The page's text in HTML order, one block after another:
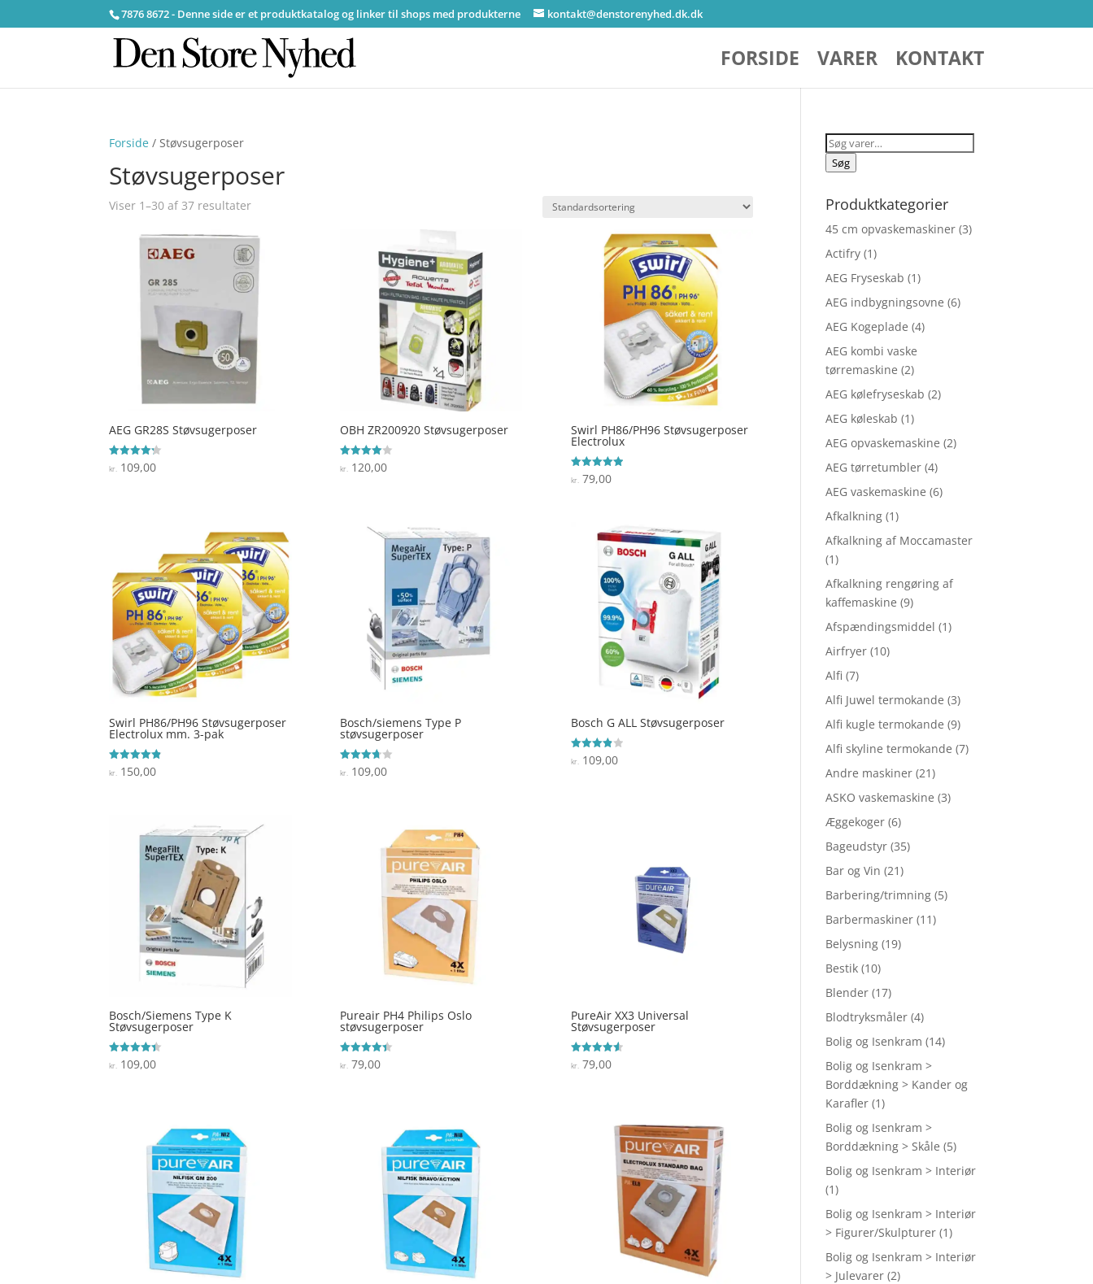
7876 8672 - Denne side er et produktkatalog og linker til shops med produkterne kontakt@denstorenyhed.dk.dk
FORSIDE VARER KONTAKT
Forside / Støvsugerposer
Støvsugerposer
Viser 1–30 af 37 resultater
AEG GR28S Støvsugerposer
Vurderet
4.2
kr. 109,00
OBH ZR200920 Støvsugerposer
Vurderet
4
kr.120,00
Swirl PH86/PH96 Støvsugerposer
Electrolux
Vurderet
5
kr.79,00
Swirl PH86/PH96 Støvsugerposer
Electrolux mm. 3-pak
Vurderet
4.8
kr. 150,00
Bosch/siemens Type P
støvsugerposer
Vurderet
3.7
kr.109,00
Bosch G ALL Støvsugerposer
Vurderet
3.9
kr.109,00
Bosch/Siemens Type K
Støvsugerposer
Vurderet
4.4
kr. 109,00
Pureair PH4 Philips Oslo
støvsugerposer
Vurderet
4.4
kr. 79,00
PureAir XX3 Universal
Støvsugerposer
Vurderet
4.6
kr. 79,00
Søg
efter:
Søg
Produktkategorier
45 cm opvaskemaskiner (3)
Actifry (1)
AEG Fryseskab (1)
AEG indbygningsovne (6)
AEG Kogeplade (4)
AEG kombi vaske
tørremaskine (2)
AEG kølefryseskab (2)
AEG køleskab (1)
AEG opvaskemaskine (2)
AEG tørretumbler (4)
AEG vaskemaskine (6)
Afkalkning (1)
Afkalkning af Moccamaster
(1)
Afkalkning rengøring af
kaffemaskine (9)
Afspændingsmiddel (1)
Airfryer (10)
Alfi (7)
Alfi Juwel termokande (3)
Alfi kugle termokande (9)
Alfi skyline termokande (7)
Andre maskiner (21)
ASKO vaskemaskine (3)
Æggekoger (6)
Bageudstyr (35)
Bar og Vin (21)
Barbering/trimning (5)
Barbermaskiner (11)
Belysning (19)
Bestik (10)
Blender (17)
Blodtryksmåler (4)
Bolig og Isenkram (14)
Bolig og Isenkram >
Borddækning > Kander og
Karafler (1)
Bolig og Isenkram >
Borddækning > Skåle (5)
Bolig og Isenkram > Interiør
(1)
Bolig og Isenkram > Interiør
> Figurer/Skulpturer (1)
Bolig og Isenkram > Interiør
> Julevarer (2)